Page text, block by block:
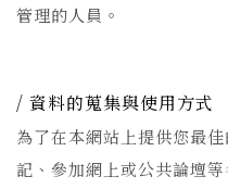
管理的人員。
資料的蒐集與使用方式
為了在本網站上提供您最
記、參加網上或公共論壇